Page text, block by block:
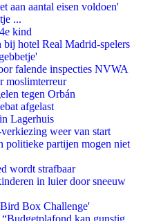
aan aantal eisen voldoen'
...
kind
hotel Real Madrid-spelers
falende inspecties NVWA
moslimterreur
tegen Orbán
afgelast
Lagerhuis
weer van start
politieke partijen mogen niet
wordt strafbaar
in luier door sneeuw
Box Challenge'
kan gunstig